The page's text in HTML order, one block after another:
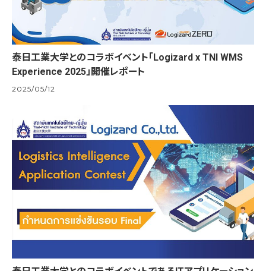
泰日工業大学とのコラボイベント「Logizard x TNI WMS
Experience 2025」開催レポート
2025/05/12